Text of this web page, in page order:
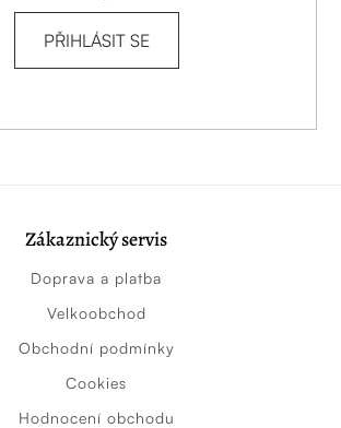
PŘIHLÁSIT SE
Zákaznický servis
Doprava a platba
Velkoobchod
Obchodní podmínky
Cookies
Hodnocení obchodu